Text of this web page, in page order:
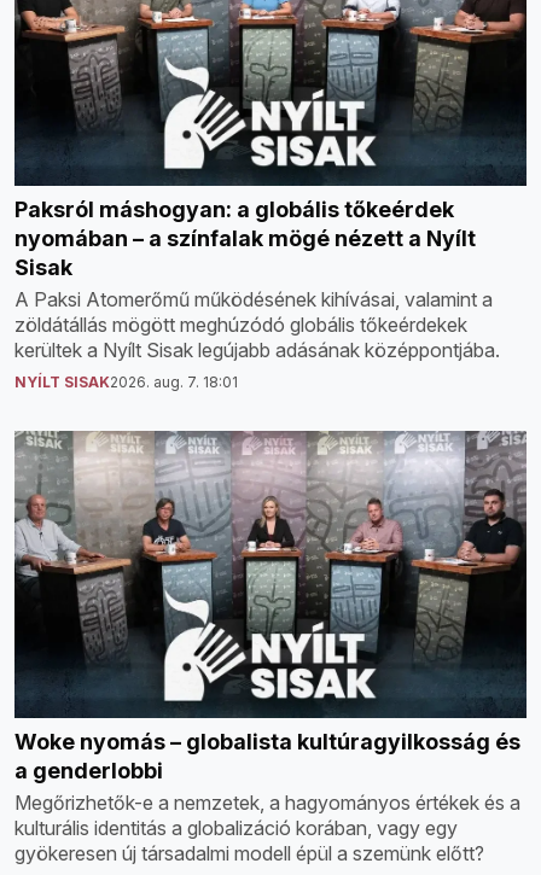
Paksról máshogyan: a globális tőkeérdek
nyomában – a színfalak mögé nézett a Nyílt
Sisak
A Paksi Atomerőmű működésének kihívásai, valamint a
zöldátállás mögött meghúzódó globális tőkeérdekek
kerültek a Nyílt Sisak legújabb adásának középpontjába.
NYÍLT SISAK2026. aug. 7. 18:01
Woke nyomás – globalista kultúragyilkosság és
a genderlobbi
Megőrizhetők-e a nemzetek, a hagyományos értékek és a
kulturális identitás a globalizáció korában, vagy egy
gyökeresen új társadalmi modell épül a szemünk előtt?